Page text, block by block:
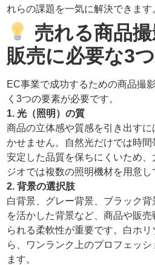
れらの課題を一気に解決できます
売れる商品
販売に必要な3
EC事業で成功するための商品撮
く3つの要素が必要です。
1. 光（照明）の質
商品の立体感や質感を引き出す
かせません。自然光だけでは時間
安定した品質を保ちにくいため
ジオでは複数の照明機材を用意し
2. 背景の選択肢
白背景、グレー背景、ブラック
を活かした背景など、商品や販売
られる柔軟性が重要です。白ホ
ら、ワンランク上のプロフェッ
ます。